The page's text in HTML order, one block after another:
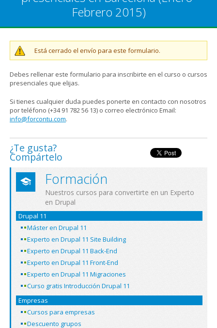
Febrero 2015)
Mensaje de advertencia
Está cerrado el envío para este formulario.
Debes rellenar este formulario para inscribirte en el curso o cursos
presenciales que elijas.
Si tienes cualquier duda puedes ponerte en contacto con nosotros
por teléfono (+34 91 782 56 13) o correo electrónico Email:
info@forcontu.com.
¿Te gusta?
Compártelo
Formación
Nuestros cursos para convertirte en un Experto
en Drupal
Drupal 11
Máster en Drupal 11
Experto en Drupal 11 Site Building
Experto en Drupal 11 Back-End
Experto en Drupal 11 Front-End
Experto en Drupal 11 Migraciones
Curso gratis Introducción Drupal 11
Empresas
Cursos para empresas
Descuento grupos